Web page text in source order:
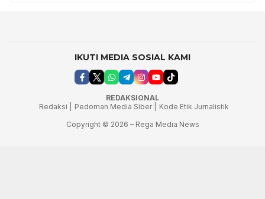
IKUTI MEDIA SOSIAL KAMI
REDAKSIONAL
Redaksi |
Pedoman Media Siber |
Kode Etik Jurnalistik
Copyright © 2026 – Rega Media News